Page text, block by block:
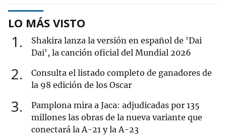
LO MÁS VISTO
1
Shakira lanza la versión en español de 'Dai
Dai', la canción oficial del Mundial 2026
2
Consulta el listado completo de ganadores de
la 98 edición de los Oscar
3
Pamplona mira a Jaca: adjudicadas por 135
millones las obras de la nueva variante que
conectará la A-21 y la A-23